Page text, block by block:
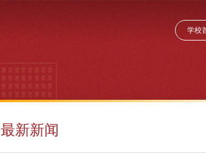
学校
最新新闻